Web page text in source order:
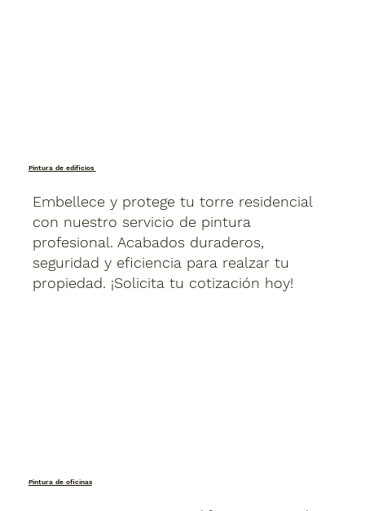
Pintura de edificios
Embellece y protege tu torre residencial
con nuestro servicio de pintura
profesional. Acabados duraderos,
seguridad y eficiencia para realzar tu
propiedad. ¡Solicita tu cotización hoy!
Pintura de oficinas